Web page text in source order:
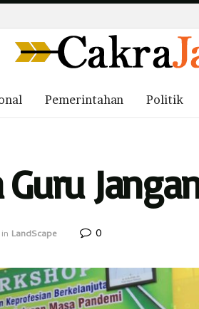
Pemerintahan Politik
in LandScape 0